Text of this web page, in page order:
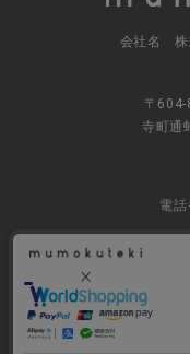
会社名 株
〒
寺町通
電
営業時間